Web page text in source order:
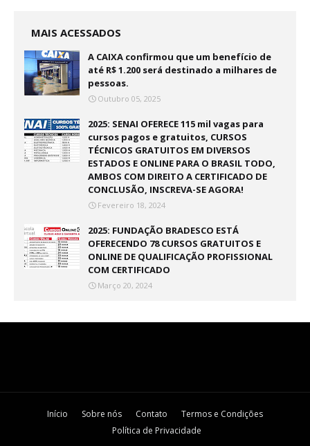
MAIS ACESSADOS
A CAIXA confirmou que um benefício de
até R$ 1.200 será destinado a milhares de
pessoas.
Outubro 05, 2025
2025: SENAI OFERECE 115 mil vagas para
cursos pagos e gratuitos, CURSOS
TÉCNICOS GRATUITOS EM DIVERSOS
ESTADOS E ONLINE PARA O BRASIL TODO,
AMBOS COM DIREITO A CERTIFICADO DE
CONCLUSÃO, INSCREVA-SE AGORA!
Fevereiro 18, 2024
2025: FUNDAÇÃO BRADESCO ESTÁ
OFERECENDO 78 CURSOS GRATUITOS E
ONLINE DE QUALIFICAÇÃO PROFISSIONAL
COM CERTIFICADO
Março 20, 2024
Início Sobre nós Contato
Termos e Condições
Política de Privacidade